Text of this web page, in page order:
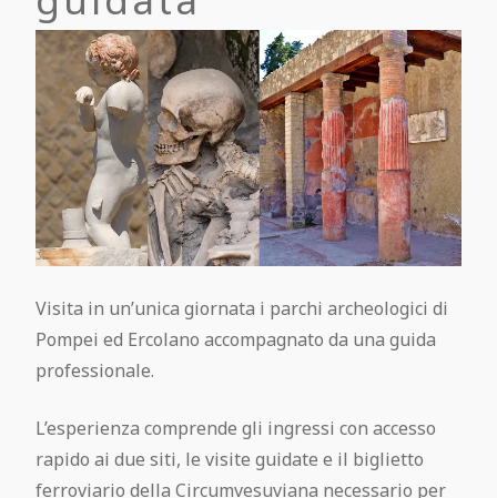
Visita in un’unica giornata i parchi archeologici di
Pompei ed Ercolano accompagnato da una guida
professionale.
L’esperienza comprende gli ingressi con accesso
rapido ai due siti, le visite guidate e il biglietto
ferroviario della Circumvesuviana necessario per
Pompei, Ercolano e Vesuvio da Napoli
Vesuvio, Ercolano e Pompei Pass
Pompei e Vesuvio da Roma
Pompei Plus e ville suburbane
Come acquistare i biglietti per Pompei